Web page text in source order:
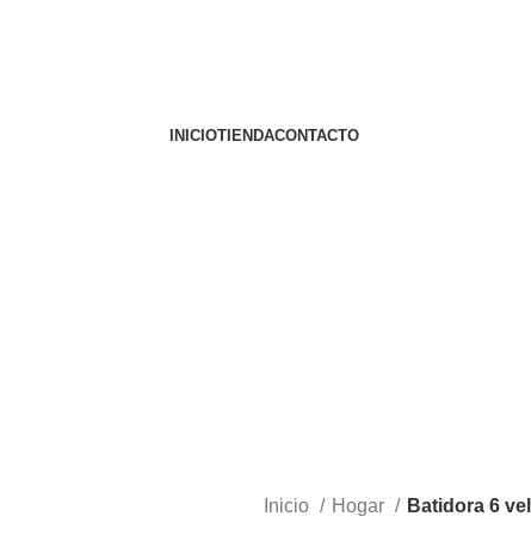
INICIOTIENDACONTACTO
Inicio
Hogar Batidora 6